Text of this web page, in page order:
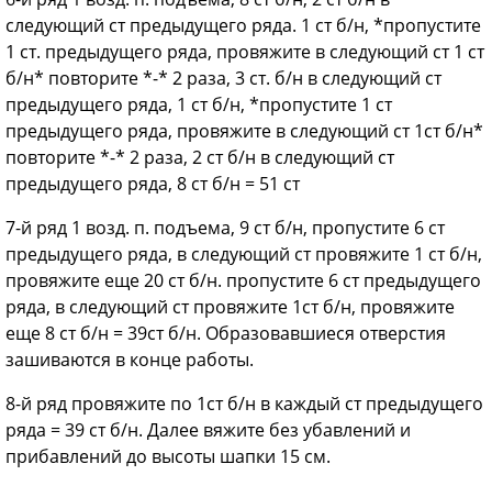
следующий ст предыдущего ряда. 1 ст б/н, *пропустите
1 ст. предыдущего ряда, провяжите в следующий ст 1 ст
б/н* повторите *-* 2 раза, 3 ст. б/н в следующий ст
предыдущего ряда, 1 ст б/н, *пропустите 1 ст
предыдущего ряда, провяжите в следующий ст 1ст б/н*
повторите *-* 2 раза, 2 ст б/н в следующий ст
предыдущего ряда, 8 ст б/н = 51 ст
7-й ряд 1 возд. п. подъема, 9 ст б/н, пропустите 6 ст
предыдущего ряда, в следующий ст провяжите 1 ст б/н,
провяжите еще 20 ст б/н. пропустите 6 ст предыдущего
ряда, в следующий ст провяжите 1ст б/н, провяжите
еще 8 ст б/н = 39ст б/н. Образовавшиеся отверстия
зашиваются в конце работы.
8-й ряд провяжите по 1ст б/н в каждый ст предыдущего
ряда = 39 ст б/н. Далее вяжите без убавлений и
прибавлений до высоты шапки 15 см.